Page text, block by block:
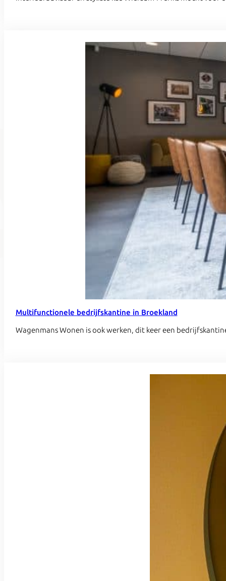
Multifunctionele bedrijfskantine in Broekland
Wagenmans Wonen is ook werken, dit keer een